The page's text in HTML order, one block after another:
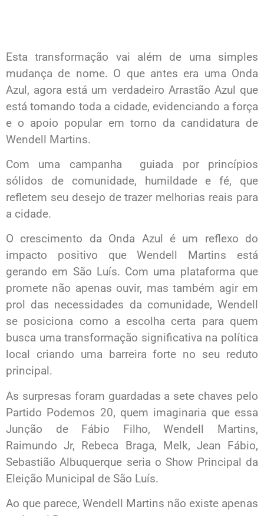
Esta transformação vai além de uma simples
mudança de nome. O que antes era uma Onda
Azul, agora está um verdadeiro Arrastão Azul que
está tomando toda a cidade, evidenciando a força
e o apoio popular em torno da candidatura de
Wendell Martins.
Com uma campanha guiada por princípios
sólidos de comunidade, humildade e fé, que
refletem seu desejo de trazer melhorias reais para
a cidade.
O crescimento da Onda Azul é um reflexo do
impacto positivo que Wendell Martins está
gerando em São Luís. Com uma plataforma que
promete não apenas ouvir, mas também agir em
prol das necessidades da comunidade, Wendell
se posiciona como a escolha certa para quem
busca uma transformação significativa na política
local criando uma barreira forte no seu reduto
principal.
As surpresas foram guardadas a sete chaves pelo
Partido Podemos 20, quem imaginaria que essa
Junção de Fábio Filho, Wendell Martins,
Raimundo Jr, Rebeca Braga, Melk, Jean Fábio,
Sebastião Albuquerque seria o Show Principal da
Eleição Municipal de São Luís.
Ao que parece, Wendell Martins não existe apenas